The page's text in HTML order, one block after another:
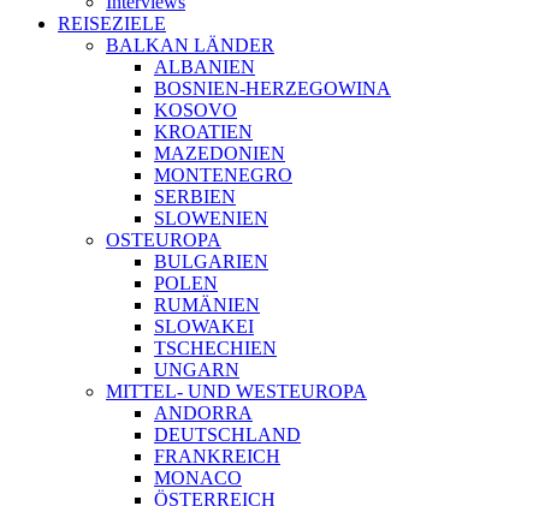
REISEZIELE
BALKAN LÄNDER
ALBANIEN
BOSNIEN-HERZEGOWINA
KOSOVO
KROATIEN
MAZEDONIEN
MONTENEGRO
SERBIEN
SLOWENIEN
OSTEUROPA
BULGARIEN
POLEN
RUMÄNIEN
SLOWAKEI
TSCHECHIEN
UNGARN
MITTEL- UND WESTEUROPA
ANDORRA
DEUTSCHLAND
FRANKREICH
MONACO
ÖSTERREICH